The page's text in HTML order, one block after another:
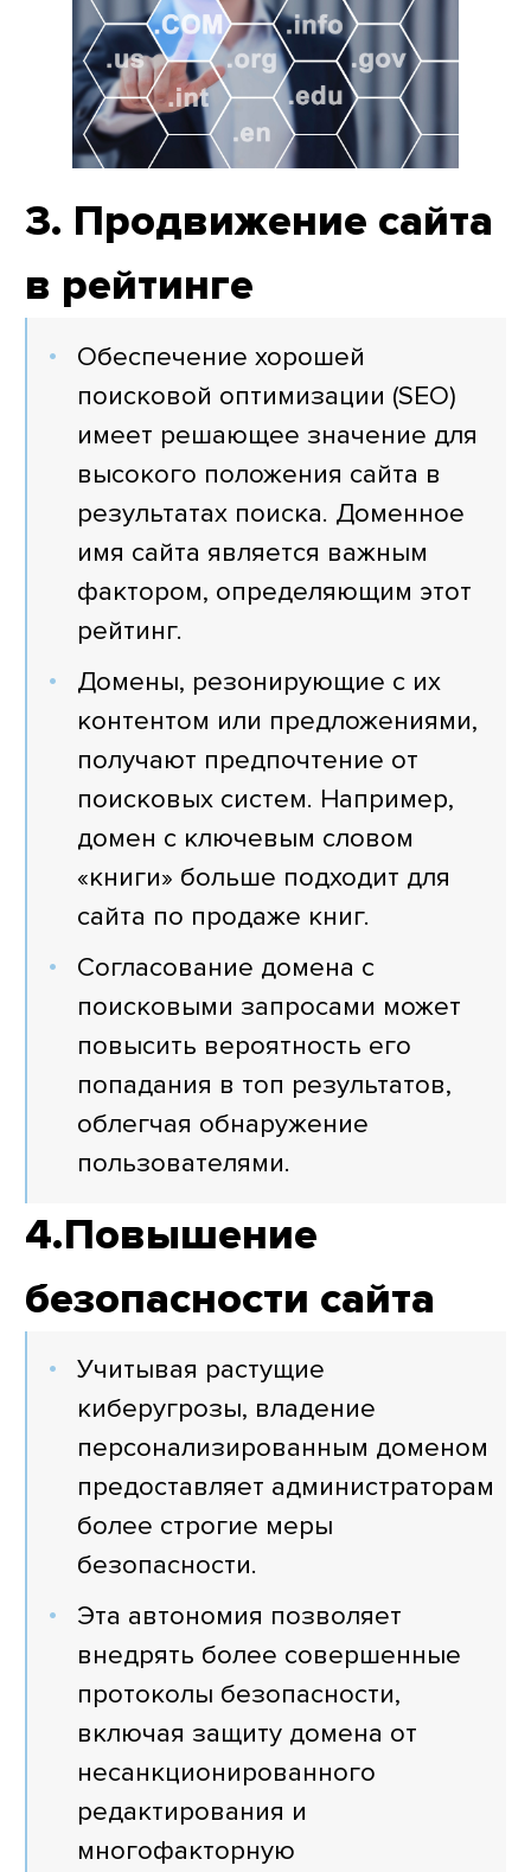
3. Продвижение сайта
в рейтинге
Обеспечение хорошей
поисковой оптимизации (SEO)
имеет решающее значение для
высокого положения сайта в
результатах поиска. Доменное
имя сайта является важным
фактором, определяющим этот
рейтинг.
Домены, резонирующие с их
контентом или предложениями,
получают предпочтение от
поисковых систем. Например,
домен с ключевым словом
«книги» больше подходит для
сайта по продаже книг.
Согласование домена с
поисковыми запросами может
повысить вероятность его
попадания в топ результатов,
облегчая обнаружение
пользователями.
4.Повышение
безопасности сайта
Учитывая растущие
киберугрозы, владение
персонализированным доменом
предоставляет администраторам
более строгие меры
безопасности.
Эта автономия позволяет
внедрять более совершенные
протоколы безопасности,
включая защиту домена от
несанкционированного
редактирования и
многофакторную